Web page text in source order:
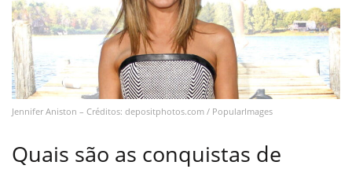
Jennifer Aniston – Créditos: depositphotos.com / PopularImages
Quais são as conquistas de